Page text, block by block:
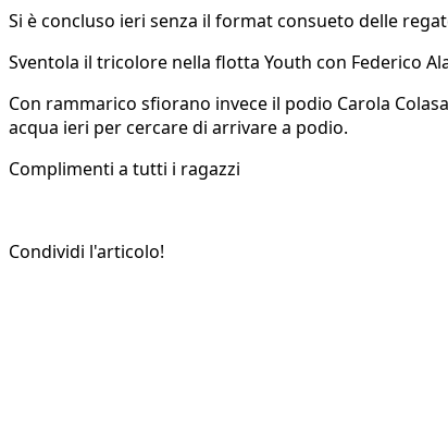
Si è concluso ieri senza il format consueto delle
Sventola il tricolore nella flotta Youth con Federico
Con rammarico sfiorano invece il podio Carola
acqua ieri per cercare di arrivare a podio.
Complimenti a tutti i ragazzi
Condividi l'articolo!